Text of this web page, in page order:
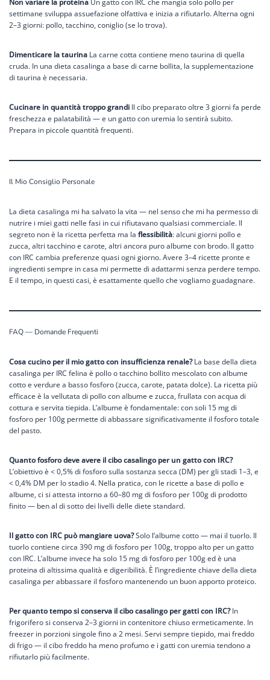
settimane sviluppa assuefazione olfattiva e inizia a rifiutarlo. Alterna ogni
2–3 giorni: pollo, tacchino, coniglio (se lo trova).
Dimenticare la taurina La carne cotta contiene meno taurina di quella
cruda. In una dieta casalinga a base di carne bollita, la supplementazione
di taurina è necessaria.
Cucinare in quantità troppo grandi Il cibo preparato oltre 3 giorni fa perde
freschezza e palatabilità — e un gatto con uremia lo sentirà subito.
Prepara in piccole quantità frequenti.
Il Mio Consiglio Personale
La dieta casalinga mi ha salvato la vita — nel senso che mi ha permesso di
nutrire i miei gatti nelle fasi in cui rifiutavano qualsiasi commerciale. Il
segreto non è la ricetta perfetta ma la flessibilità: alcuni giorni pollo e
zucca, altri tacchino e carote, altri ancora puro albume con brodo. Il gatto
con IRC cambia preferenze quasi ogni giorno. Avere 3–4 ricette pronte e
ingredienti sempre in casa mi permette di adattarmi senza perdere tempo.
E il tempo, in questi casi, è esattamente quello che vogliamo guadagnare.
FAQ — Domande Frequenti
Cosa cucino per il mio gatto con insufficienza renale?La base della dieta
casalinga per IRC felina è pollo o tacchino bollito mescolato con albume
cotto e verdure a basso fosforo (zucca, carote, patata dolce). La ricetta più
efficace è la vellutata di pollo con albume e zucca, frullata con acqua di
cottura e servita tiepida. L’albume è fondamentale: con soli 15 mg di
fosforo per 100g permette di abbassare significativamente il fosforo totale
del pasto.
Quanto fosforo deve avere il cibo casalingo per un gatto con IRC?
L’obiettivo è < 0,5% di fosforo sulla sostanza secca (DM) per gli stadi 1–3, e
< 0,4% DM per lo stadio 4. Nella pratica, con le ricette a base di pollo e
albume, ci si attesta intorno a 60–80 mg di fosforo per 100g di prodotto
finito — ben al di sotto dei livelli delle diete standard.
Il gatto con IRC può mangiare uova?Solo l’albume cotto — mai il tuorlo. Il
tuorlo contiene circa 390 mg di fosforo per 100g, troppo alto per un gatto
con IRC. L’albume invece ha solo 15 mg di fosforo per 100g ed è una
proteina di altissima qualità e digeribilità. È l’ingrediente chiave della dieta
casalinga per abbassare il fosforo mantenendo un buon apporto proteico.
Per quanto tempo si conserva il cibo casalingo per gatti con IRC?In
frigorifero si conserva 2–3 giorni in contenitore chiuso ermeticamente. In
freezer in porzioni singole fino a 2 mesi. Servi sempre tiepido, mai freddo
di frigo — il cibo freddo ha meno profumo e i gatti con uremia tendono a
rifiutarlo più facilmente.